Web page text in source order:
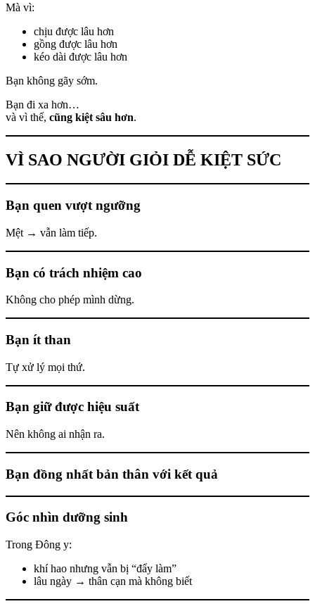
Mà vì:
chịu được lâu hơn
gồng được lâu hơn
kéo dài được lâu hơn
Bạn không gãy sớm.
Bạn đi xa hơn…
và vì thế, cũng kiệt sâu hơn.
VÌ SAO NGƯỜI GIỎI DỄ KIỆT SỨC
Bạn quen vượt ngưỡng
Mệt → vẫn làm tiếp.
Bạn có trách nhiệm cao
Không cho phép mình dừng.
Bạn ít than
Tự xử lý mọi thứ.
Bạn giữ được hiệu suất
Nên không ai nhận ra.
Bạn đồng nhất bản thân với kết quả
Góc nhìn dưỡng sinh
Trong Đông y:
khí hao nhưng vẫn bị “đẩy làm”
lâu ngày → thân cạn mà không biết